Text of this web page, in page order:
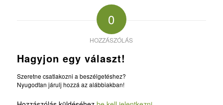
0
HOZZÁSZÓLÁS
Hagyjon egy választ!
Szeretne csatlakozni a beszélgetéshez?
Nyugodtan járulj hozzá az alábbiakban!